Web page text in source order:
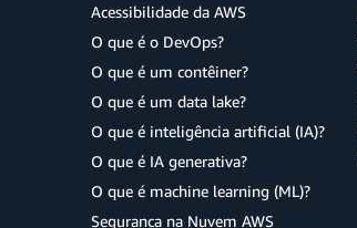
Acessibilidade da AWS
O que é o DevOps?
O que é um contêiner?
O que é um data lake?
O que é inteligência artificial (IA)?
O que é IA generativa?
O que é machine learning (ML)?
Segurança na Nuvem AWS